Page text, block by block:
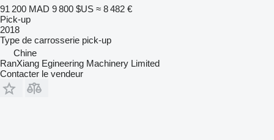
91 200 MAD 9 800 $US ≈ 8 482 €
Pick-up
2018
Type de carrosserie pick-up
Chine
RanXiang Egineering Machinery Limited
Contacter le vendeur